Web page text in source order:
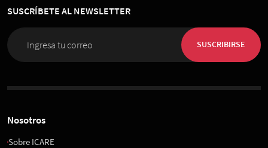
SUSCRÍBETE AL NEWSLETTER
SUSCRIBIRSE
Nosotros
Sobre ICARE